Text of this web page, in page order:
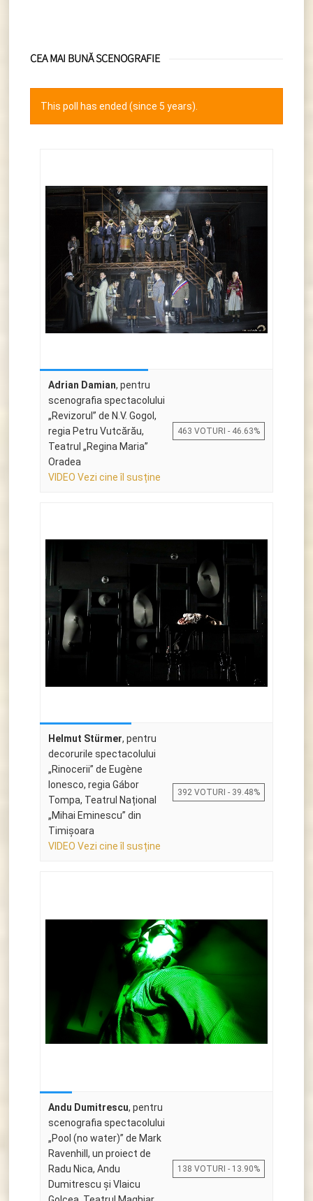
CEA MAI BUNĂ SCENOGRAFIE
This poll has ended (since 5 years).
Adrian Damian, pentru
scenografia spectacolului
„Revizorul” de N.V. Gogol,
regia Petru Vutcărău,
Teatrul „Regina Maria”
Oradea
VIDEO Vezi cine îl susține
463 VOTURI - 46.63%
Helmut Stürmer, pentru
decorurile spectacolului
„Rinocerii” de Eugène
Ionesco, regia Gábor
Tompa, Teatrul Național
„Mihai Eminescu” din
Timișoara
VIDEO Vezi cine îl susține
392 VOTURI - 39.48%
Andu Dumitrescu, pentru
scenografia spectacolului
„Pool (no water)” de Mark
Ravenhill, un proiect de
Radu Nica, Andu
Dumitrescu și Vlaicu
138 VOTURI - 13.90%